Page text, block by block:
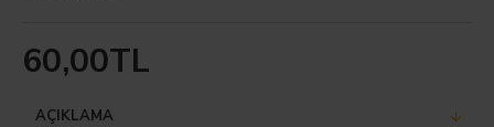
60,00TL
AÇIKLAMA